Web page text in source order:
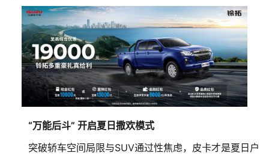
“万能后斗” 开启夏日撒欢模式
突破轿车空间局限与SUV通过性焦虑，皮卡才是夏日户